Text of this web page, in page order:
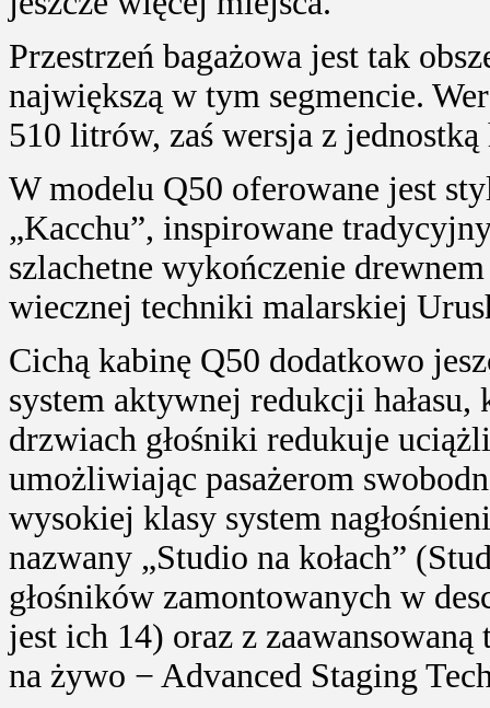
Przestrzeń bagażowa jest tak
największą w tym segmencie.
510 litrów, zaś wersja z
W modelu Q50 oferowane jest
„Kacchu”, inspirowane
szlachetne wykończenie
wiecznej techniki malarskiej
Cichą kabinę Q50 dodatkowo
system aktywnej redukcji
drzwiach głośniki redukuje
umożliwiając pasażerom
wysokiej klasy system
nazwany „Studio na kołach”
głośników zamontowanych w
jest ich 14) oraz z
na żywo − Advanced Staging